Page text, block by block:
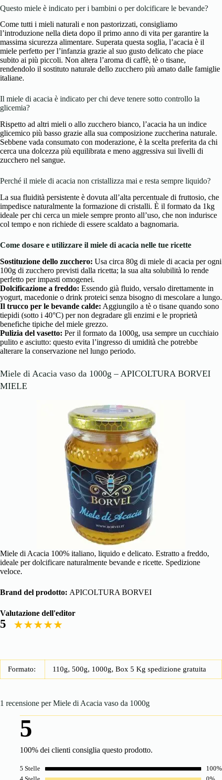
Questo miele è indicato per i bambini o per dolcificare le bevande?
Come tutti i mieli naturali e non pastorizzati, consigliamo
l’introduzione nella dieta dopo il primo anno di vita per garantire la
massima sicurezza alimentare. Superata questa soglia, l’acacia è il
miele perfetto per l’infanzia grazie al suo gusto delicato che piace
subito ai più piccoli. Non altera l’aroma di caffè, tè o tisane,
rendendolo il sostituto naturale dello zucchero più amato dalle famiglie
italiane.
Il miele di acacia è indicato per chi deve tenere sotto controllo la
glicemia?
Rispetto ad altri mieli o allo zucchero bianco, l’acacia ha un indice
glicemico più basso grazie alla sua composizione zuccherina naturale.
Sebbene vada consumato con moderazione, è la scelta preferita da chi
cerca una dolcezza più equilibrata e meno aggressiva sui livelli di
zucchero nel sangue.
Perché il miele di acacia non cristallizza mai e resta sempre liquido?
La sua fluidità persistente è dovuta all’alta percentuale di fruttosio, che
impedisce naturalmente la formazione di cristalli. È il formato da 1kg
ideale per chi cerca un miele sempre pronto all’uso, che non indurisce
col tempo e non richiede di essere scaldato a bagnomaria.
Come dosare e utilizzare il miele di acacia nelle tue ricette
Sostituzione dello zucchero: Usa circa 80g di miele di acacia per ogni
100g di zucchero previsti dalla ricetta; la sua alta solubilità lo rende
perfetto per impasti omogenei.
Dolcificazione a freddo: Essendo già fluido, versalo direttamente in
yogurt, macedonie o drink proteici senza bisogno di mescolare a lungo.
Il trucco per le bevande calde: Aggiungilo a tè o tisane quando sono
tiepidi (sotto i 40°C) per non degradare gli enzimi e le proprietà
benefiche tipiche del miele grezzo.
Pulizia del vasetto: Per il formato da 1000g, usa sempre un cucchiaio
pulito e asciutto: questo evita l’ingresso di umidità che potrebbe
alterare la conservazione nel lungo periodo.
Miele di Acacia vaso da 1000g – APICOLTURA BORVEI
MIELE
Miele di Acacia 100% italiano, liquido e delicato. Estratto a freddo,
ideale per dolcificare naturalmente bevande e ricette. Spedizione
veloce.
Brand del prodotto: APICOLTURA BORVEI
Valutazione dell'editor
5
Formato: 110g, 500g, 1000g, Box 5 Kg spedizione gratuita
1 recensione perMiele di Acacia vaso da 1000g
5
100% dei clienti consiglia questo prodotto.
5 Stelle
100%